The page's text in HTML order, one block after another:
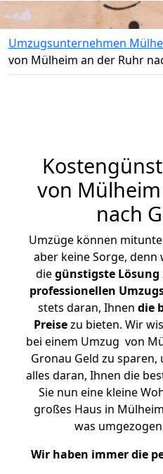
Umzugsunternehmen
von Mülheim an der Ruhr
von
nach
Umzüge können
aber keine Sorge, denn
diegünstigste Lösung
professionellen
stets daran, Ihnen die
Preisezu bieten. Wir
bei einem Umzug von
Gronau Geld zu
alles daran, Ihnen die
Sie nun eine kleine
großes Haus in
was
Wir haben immer die